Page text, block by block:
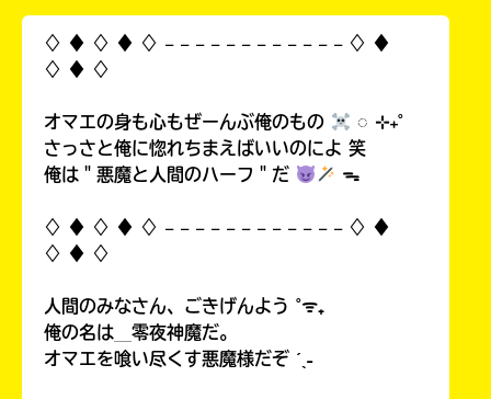
♢ ♦︎ ♢ ♦︎ ♢ 𓐄 𓐄 𓐄 𓐄 𓐄 𓐄 𓐄 𓐄 𓐄 𓐄 𓐄 𓐄 ♢ ♦︎
♢ ♦︎ ♢
オマエの身も心もぜーんぶ俺のもの
◌ ⊹₊˚
さっさと俺に惚れちまえばいいのによ 笑
俺は＂悪魔と人間のハーフ＂だ
ᯓ
♢ ♦︎ ♢ ♦︎ ♢ 𓐄 𓐄 𓐄 𓐄 𓐄 𓐄 𓐄 𓐄 𓐄 𓐄 𓐄 𓐄 ♢ ♦︎
♢ ♦︎ ♢
人間のみなさん、ごきげんよう ˚ᯤ₊
俺の名は＿零夜神魔だ。
オマエを喰い尽くす悪魔様だぞ ˊˎ˗